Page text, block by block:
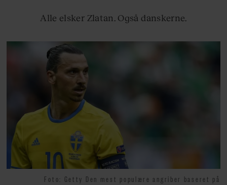
Alle elsker Zlatan. Også danskerne.
Foto: Getty Den mest populære angriber baseret på